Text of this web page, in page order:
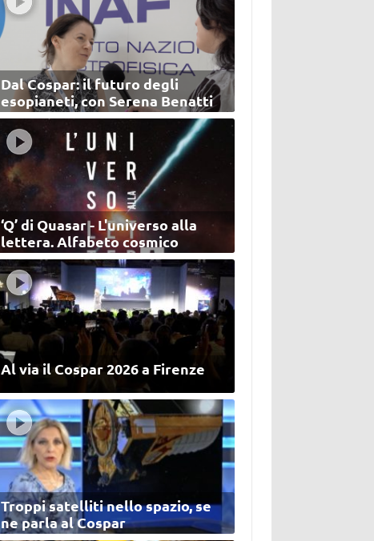
Dal Cospar: il futuro degli
esopianeti, con Serena Benatti
‘Q’ di Quasar - L'universo alla
lettera. Alfabeto cosmico
Al via il Cospar 2026 a Firenze
Troppi satelliti nello spazio, se
ne parla al Cospar